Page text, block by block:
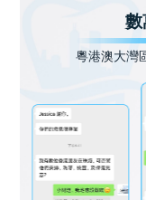
數
粵港澳大灣